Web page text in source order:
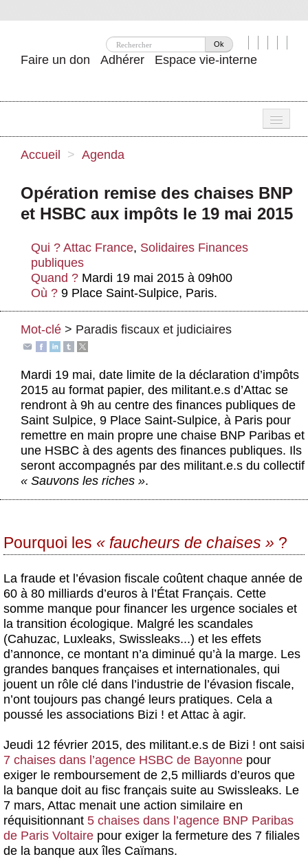
Ok
Faire un don Adhérer Espace vie-interne
Nos idées
Publications
Agenda
Actus et médias
Boutique
Accueil > Agenda
Opération remise des chaises BNP
et HSBC aux impôts le 19 mai 2015
Qui ? Attac France, Solidaires Finances
publiques
Quand ? Mardi 19 mai 2015 à 09h00
Où ? 9 Place Saint-Sulpice, Paris.
Mot-clé > Paradis fiscaux et judiciaires
Mardi 19 mai, date limite de la déclaration d’impôts
2015 au format papier, des militant.e.s d’Attac se
rendront à 9h au centre des finances publiques de
Saint Sulpice, 9 Place Saint-Sulpice, à Paris pour
remettre en main propre une chaise BNP Paribas et
une HSBC à des agents des finances publiques. Ils
seront accompagnés par des militant.e.s du collectif
« Sauvons les riches ».
Pourquoi les « faucheurs de chaises » ?
La fraude et l’évasion fiscale coûtent chaque année de
60 à 80 milliards d’euros à l’État Français. Cette
somme manque pour financer les urgence sociales et
la transition écologique. Malgré les scandales
(Cahuzac, Luxleaks, Swissleaks...) et les effets
d’annonce, ce montant n’a diminué qu’à la marge. Les
grandes banques françaises et internationales, qui
jouent un rôle clé dans l’industrie de l’évasion fiscale,
n’ont toujours pas changé leurs pratiques. Cela a
poussé les associations Bizi ! et Attac à agir.
Jeudi 12 février 2015, des militant.e.s de Bizi ! ont saisi
7 chaises dans l’agence HSBC de Bayonne pour
exiger le remboursement de 2,5 milliards d’euros que
la banque doit au fisc français suite au Swissleaks. Le
7 mars, Attac menait une action similaire en
réquisitionnant 5 chaises dans l’agence BNP Paribas
de Paris Voltaire pour exiger la fermeture des 7 filiales
de la banque aux îles Caïmans.